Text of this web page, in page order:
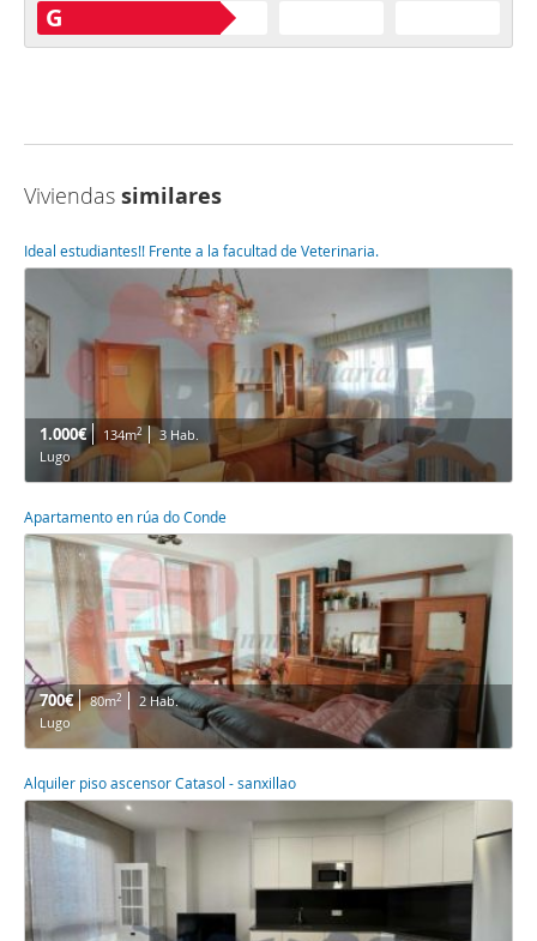
G
Viviendas similares
Ideal estudiantes!! Frente a la facultad de Veterinaria.
1.000€ 134m2
3 Hab.
Lugo
Apartamento en rúa do Conde
700€ 80m2
2 Hab.
Lugo
Alquiler piso ascensor Catasol - sanxillao